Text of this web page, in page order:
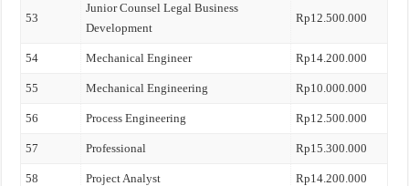
53
Junior Counsel Legal Business
Development
Rp12.500.000
54 Mechanical Engineer Rp14.200.000
55 Mechanical Engineering Rp10.000.000
56 Process Engineering Rp12.500.000
57 Professional Rp15.300.000
58 Project Analyst Rp14.200.000